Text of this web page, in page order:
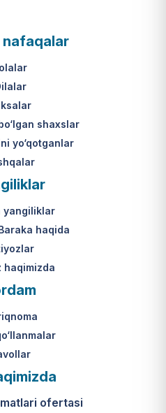
"j" va "l" kichik
homiylik yoki
huquqiy
VMQ-893
imtiyozlar
nafaqalar
shaxslar
yo‘qotganlar
yangiliklar
haqida
haqimizda
ofertasi